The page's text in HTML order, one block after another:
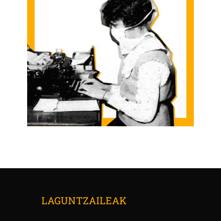
LAGUNTZAILEAK